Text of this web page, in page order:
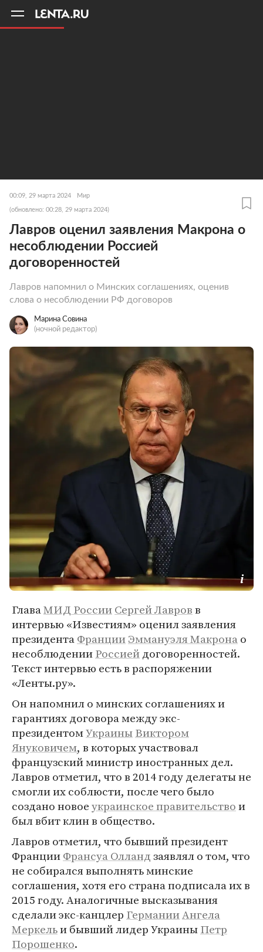
00:09, 29 марта 2024 Мир
(обновлено: 00:28, 29 марта 2024)
Лавров оценил заявления Макрона о
несоблюдении Россией
договоренностей
Лавров напомнил о Минских соглашениях, оценив
слова о несоблюдении РФ договоров
Марина Совина
(ночной редактор)
ГлаваМИД РоссииСергей Лавровв
интервью «Известиям» оценил заявления
президентаФранцииЭммануэля Макронао
несоблюденииРоссиейдоговоренностей.
Текст интервью есть в распоряжении
«Ленты.ру».
Он напомнил о минских соглашениях и
гарантиях договора между экс-
президентомУкраиныВиктором
Януковичем, в которых участвовал
французский министр иностранных дел.
Лавров отметил, что в 2014 году делегаты не
смогли их соблюсти, после чего было
создано новоеукраинское правительствои
был вбит клин в общество.
Лавров отметил, что бывший президент
ФранцииФрансуа Олландзаявлял о том, что
не собирался выполнять минские
соглашения, хотя его страна подписала их в
2015 году. Аналогичные высказывания
сделали экс-канцлер ГерманииАнгела
Меркельи бывший лидер УкраиныПетр
Порошенко.